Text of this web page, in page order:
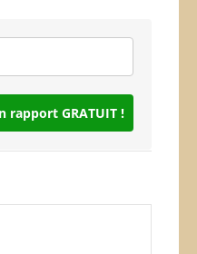
rapport GRATUIT !